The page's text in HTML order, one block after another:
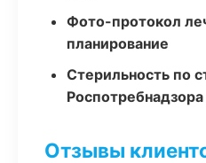
Фото-протокол
планирование
Стерильность по
Роспотребнадзора
Отзывы